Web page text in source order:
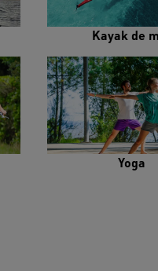
Kayak de
Yoga